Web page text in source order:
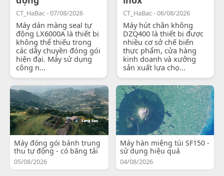
CT_HaBac - 07/08/2026
Máy dán màng seal tự
động LX6000A là thiết bị
không thể thiếu trong
các dây chuyền đóng gói
hiện đại. Máy sử dụng
công n...
CT_HaBac - 06/08/2026
Máy hút chân không
DZQ400 là thiết bị được
nhiều cơ sở chế biến
thực phẩm, cửa hàng
kinh doanh và xưởng
sản xuất lựa chọ...
Máy đóng gói bánh trung
thu tự động - có băng tải
05/08/2026
Máy hàn miệng túi SF150 -
sử dụng hiệu quả
04/08/2026